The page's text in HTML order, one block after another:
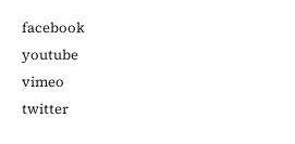
facebook
youtube
vimeo
twitter